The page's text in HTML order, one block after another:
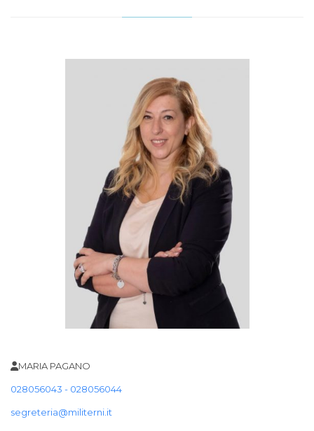
MARIA PAGANO
028056043 - 028056044
segreteria@militerni.it